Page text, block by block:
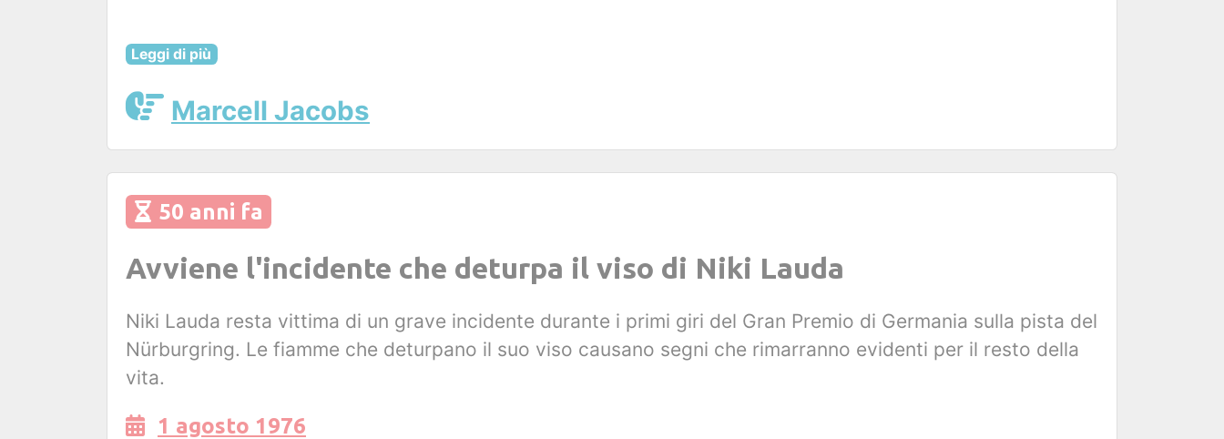
Leggi di più
Marcell Jacobs
50 anni fa
Avviene l'incidente che deturpa il viso di Niki Lauda
Niki Lauda resta vittima di un grave incidente durante i primi giri del Gran Premio di Germania sulla pista del
Nürburgring. Le fiamme che deturpano il suo viso causano segni che rimarranno evidenti per il resto della
vita.
1 agosto 1976